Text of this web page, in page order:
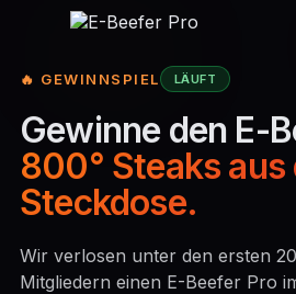
🔥 GEWINNSPIEL LÄUFT
Gewinne den E-
800° Steaks aus
Steckdose.
Wir verlosen unter den ersten
Mitgliedern einen E-Beefer Pro